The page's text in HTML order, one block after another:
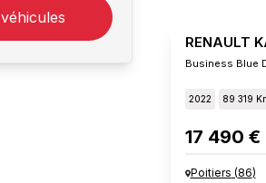
véhicules
RENAULT
Business Blue
2022 89 319
17 490 €
Poitiers (86)